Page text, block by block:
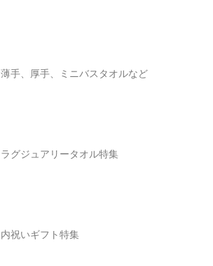
薄手、厚手、ミニバスタオルなど
ラグジュアリータオル特集
内祝いギフト特集